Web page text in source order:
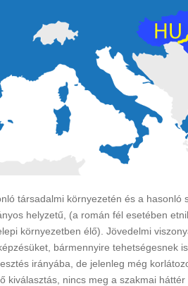
társadalmi környezetén és a hasonló
helyzetű, (a román fél esetében
környezetben élő). Jövedelmi
bármennyire tehetségesnek
irányába, de jelenleg még
kiválasztás, nincs meg a szakmai